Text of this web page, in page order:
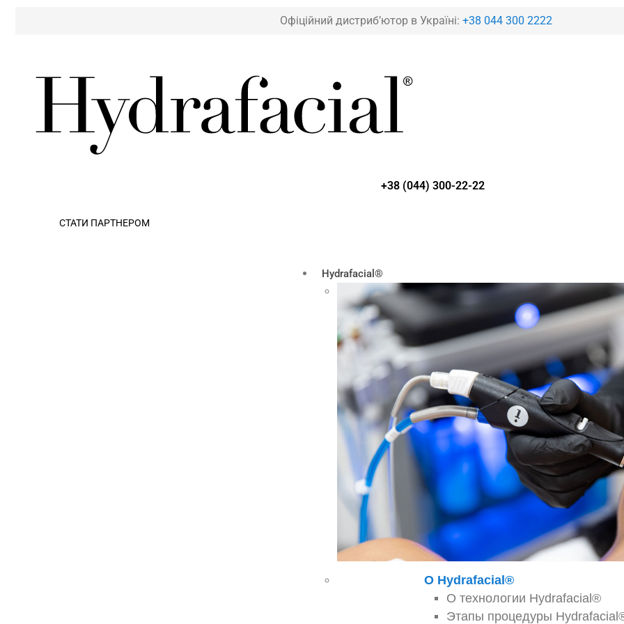
Офіційний дистриб’ютор в Україні: +38 044 300 2222
+38 (044) 300-22-22
СТАТИ ПАРТНЕРОМ
Hydrafacial®
О Hydrafacial®
О технологии Hydrafacial®
Этапы процедуры